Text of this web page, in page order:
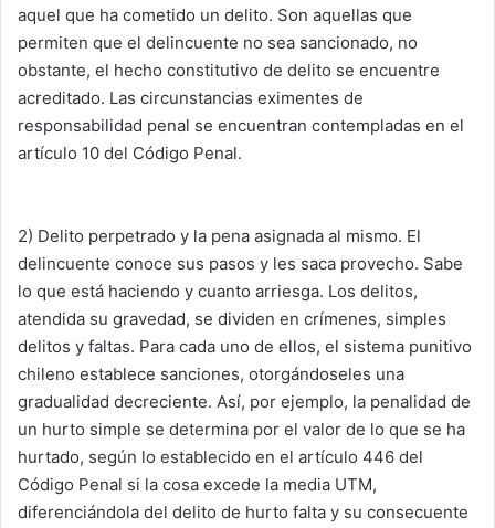
aquel que ha cometido un delito. Son aquellas que
permiten que el delincuente no sea sancionado, no
obstante, el hecho constitutivo de delito se encuentre
acreditado. Las circunstancias eximentes de
responsabilidad penal se encuentran contempladas en el
artículo 10 del Código Penal.
2) Delito perpetrado y la pena asignada al mismo. El
delincuente conoce sus pasos y les saca provecho. Sabe
lo que está haciendo y cuanto arriesga. Los delitos,
atendida su gravedad, se dividen en crímenes, simples
delitos y faltas. Para cada uno de ellos, el sistema punitivo
chileno establece sanciones, otorgándoseles una
gradualidad decreciente. Así, por ejemplo, la penalidad de
un hurto simple se determina por el valor de lo que se ha
hurtado, según lo establecido en el artículo 446 del
Código Penal si la cosa excede la media UTM,
diferenciándola del delito de hurto falta y su consecuente